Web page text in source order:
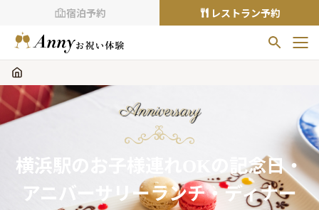
宿泊予約 レストラン予約
お気に入りの登録がありません
をクリックすることで
お気に入りに追加できます。
閲覧履歴
閲覧履歴はありません
Anniversary
横浜駅のお子様連れOKの記念日・
アニバーサリーランチ・ディナー